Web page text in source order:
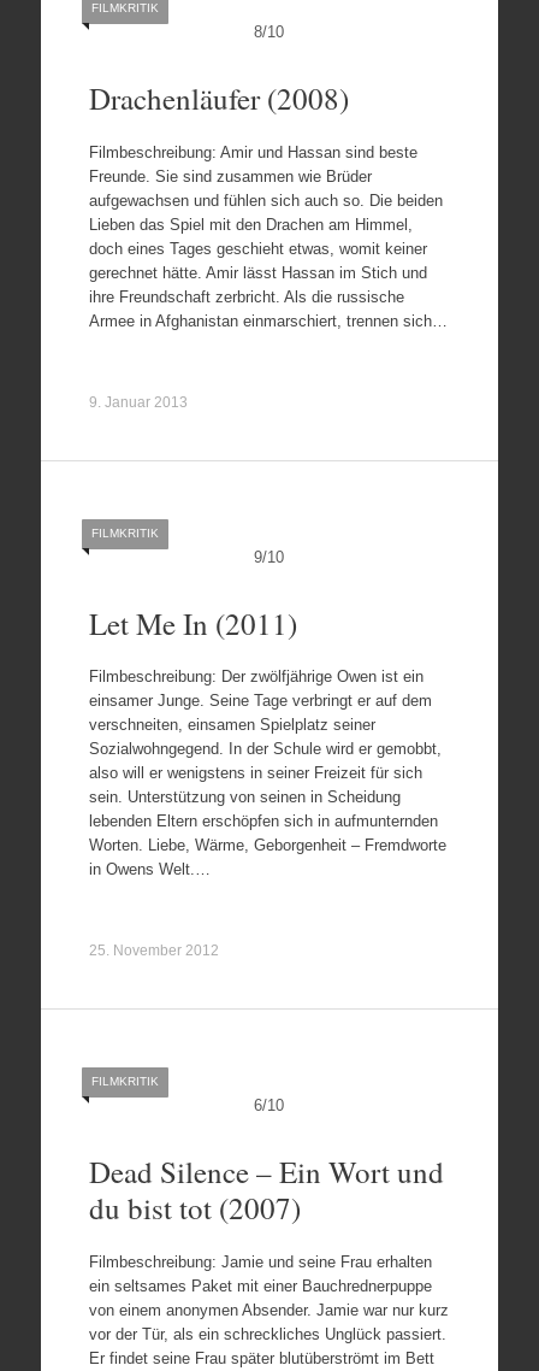
8/10
FILMKRITIK
Drachenläufer (2008)
Filmbeschreibung: Amir und Hassan sind beste
Freunde. Sie sind zusammen wie Brüder
aufgewachsen und fühlen sich auch so. Die beiden
Lieben das Spiel mit den Drachen am Himmel,
doch eines Tages geschieht etwas, womit keiner
gerechnet hätte. Amir lässt Hassan im Stich und
ihre Freundschaft zerbricht. Als die russische
Armee in Afghanistan einmarschiert, trennen sich…
9. Januar 2013
9/10
FILMKRITIK
Let Me In (2011)
Filmbeschreibung: Der zwölfjährige Owen ist ein
einsamer Junge. Seine Tage verbringt er auf dem
verschneiten, einsamen Spielplatz seiner
Sozialwohngegend. In der Schule wird er gemobbt,
also will er wenigstens in seiner Freizeit für sich
sein. Unterstützung von seinen in Scheidung
lebenden Eltern erschöpfen sich in aufmunternden
Worten. Liebe, Wärme, Geborgenheit – Fremdworte
in Owens Welt.…
25. November 2012
6/10
FILMKRITIK
Dead Silence – Ein Wort und
du bist tot (2007)
Filmbeschreibung: Jamie und seine Frau erhalten
ein seltsames Paket mit einer Bauchrednerpuppe
von einem anonymen Absender. Jamie war nur kurz
vor der Tür, als ein schreckliches Unglück passiert.
Er findet seine Frau später blutüberströmt im Bett